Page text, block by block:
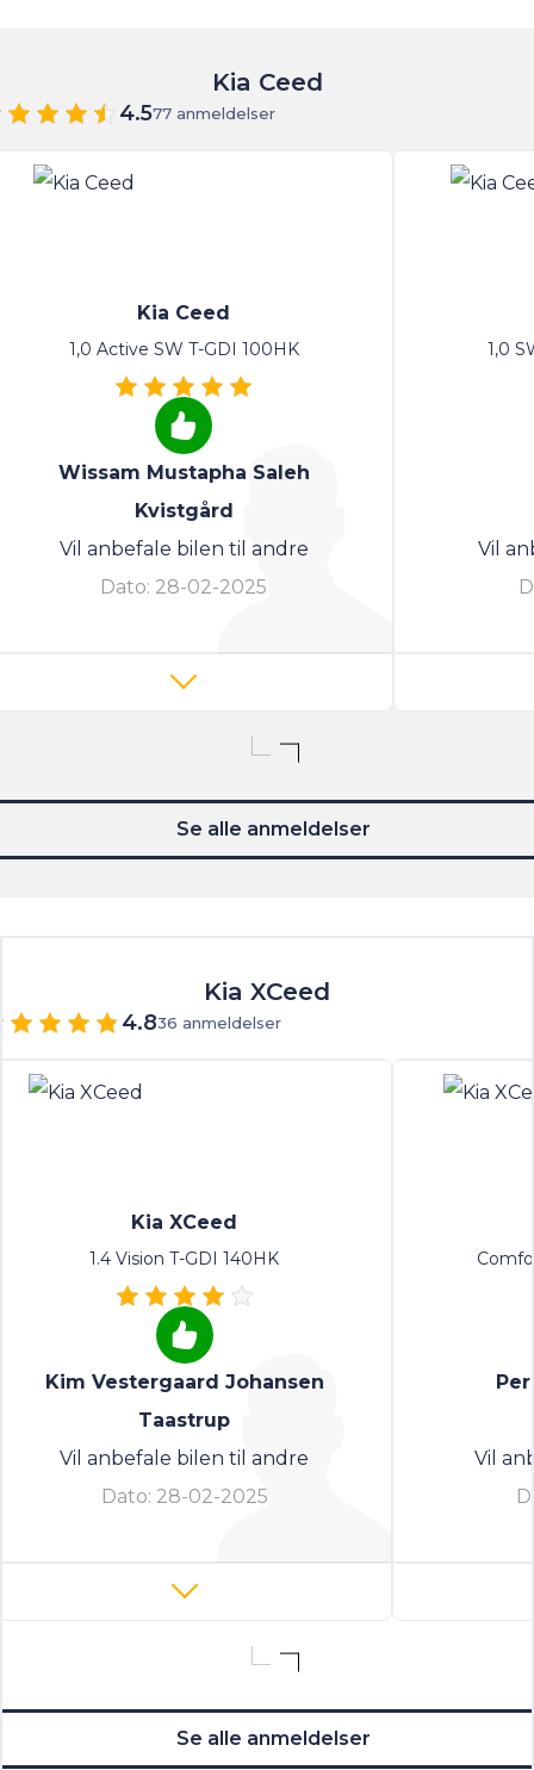
Kia Ceed
4.577 anmeldelser
Kia Ceed
1,0 Active SW T-GDI 100HK
Wissam Mustapha Saleh
Kvistgård
Vil anbefale bilen til andre
Dato: 28-02-2025
1,0
Vil
Se alle anmeldelser
Kia XCeed
4.836 anmeldelser
Kia XCeed
1.4 Vision T-GDI 140HK
Kim Vestergaard Johansen
Taastrup
Vil anbefale bilen til andre
Dato: 28-02-2025
Vil
Se alle anmeldelser